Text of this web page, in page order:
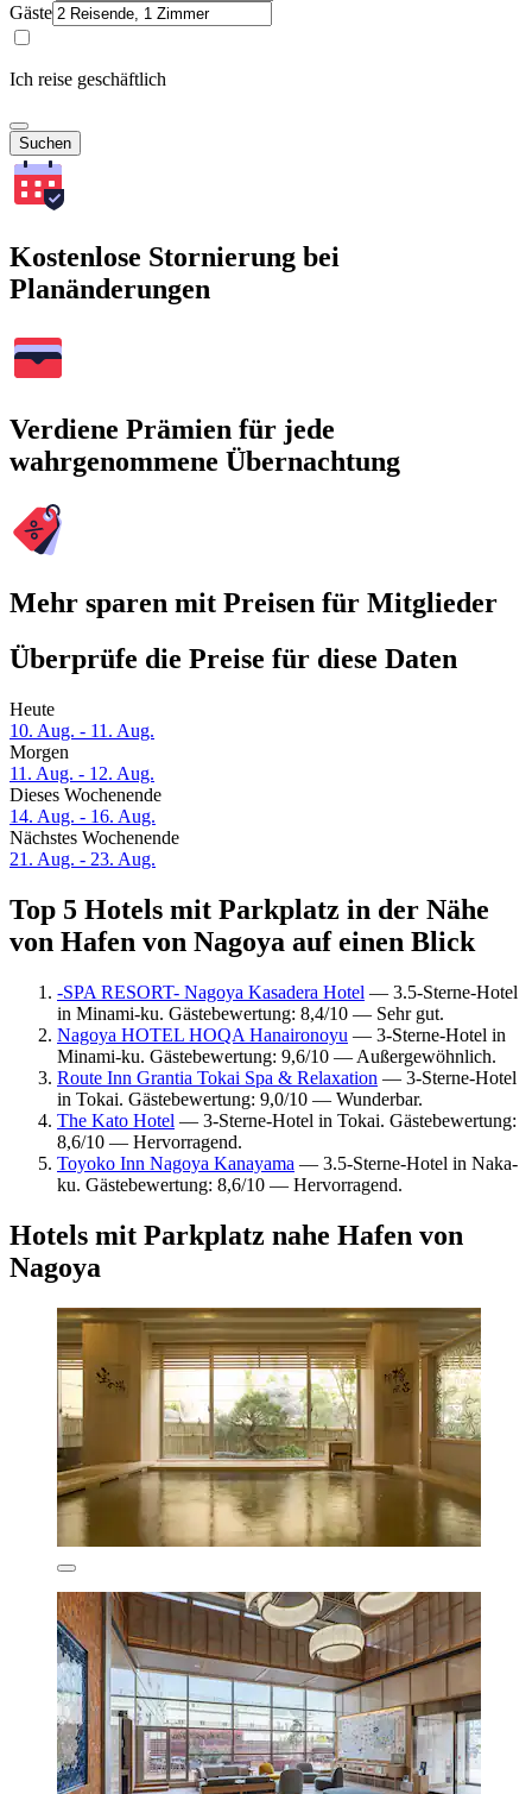
Gäste
Ich reise geschäftlich
Suchen
Kostenlose Stornierung bei
Planänderungen
Verdiene Prämien für jede
wahrgenommene Übernachtung
Mehr sparen mit Preisen für Mitglieder
Überprüfe die Preise für diese Daten
Heute
10. Aug. - 11. Aug.
Morgen
11. Aug. - 12. Aug.
Dieses Wochenende
14. Aug. - 16. Aug.
Nächstes Wochenende
21. Aug. - 23. Aug.
Top 5 Hotels mit Parkplatz in der Nähe
von Hafen von Nagoya auf einen Blick
-SPA RESORT- Nagoya Kasadera Hotel — 3.5-Sterne-Hotel
in Minami-ku. Gästebewertung: 8,4/10 — Sehr gut.
Nagoya HOTEL HOQA Hanaironoyu — 3-Sterne-Hotel in
Minami-ku. Gästebewertung: 9,6/10 — Außergewöhnlich.
Route Inn Grantia Tokai Spa & Relaxation — 3-Sterne-Hotel
in Tokai. Gästebewertung: 9,0/10 — Wunderbar.
The Kato Hotel — 3-Sterne-Hotel in Tokai. Gästebewertung:
8,6/10 — Hervorragend.
Toyoko Inn Nagoya Kanayama — 3.5-Sterne-Hotel in Naka-
ku. Gästebewertung: 8,6/10 — Hervorragend.
Hotels mit Parkplatz nahe Hafen von
Nagoya